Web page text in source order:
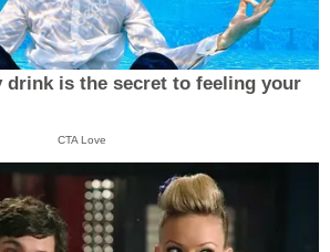
drink is the secret to feeling your
CTA Love